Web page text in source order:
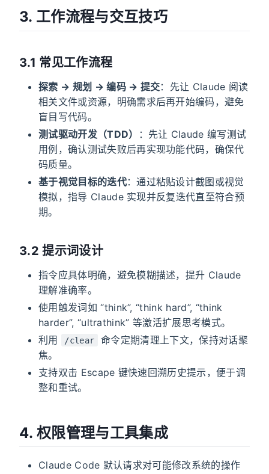
3. 工作流程与交互技巧
3.1 常见工作流程
探索 → 规划 → 编码 → 提交：先让 Claude 阅读
相关文件或资源，明确需求后再开始编码，避免
盲目写代码。
测试驱动开发（TDD）
：先让 Claude 编写测试
用例，确认测试失败后再实现功能代码，确保代
码质量。
基于视觉目标的迭代：通过粘贴设计截图或视觉
模拟，指导 Claude 实现并反复迭代直至符合预
期。
3.2 提示词设计
指令应具体明确，避免模糊描述，提升 Claude
理解准确率。
使用触发词如 “think”, “think hard”, “think
harder”, “ultrathink” 等激活扩展思考模式。
利用
/clear
命令定期清理上下文，保持对话聚
焦。
支持双击 Escape 键快速回溯历史提示，便于调
整和重试。
4. 权限管理与工具集成
Claude Code 默认请求对可能修改系统的操作